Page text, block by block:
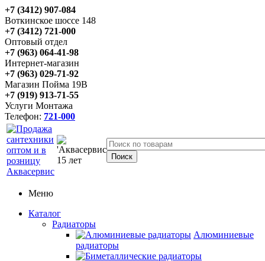
+7 (3412) 907-084
Воткинское шоссе 148
+7 (3412) 721-000
Оптовый отдел
+7 (963) 064-41-98
Интернет-магазин
+7 (963) 029-71-92
Магазин Пойма 19В
+7 (919) 913-71-55
Услуги Монтажа
Телефон: 721-000
Меню
Каталог
Радиаторы
Алюминиевые
радиаторы